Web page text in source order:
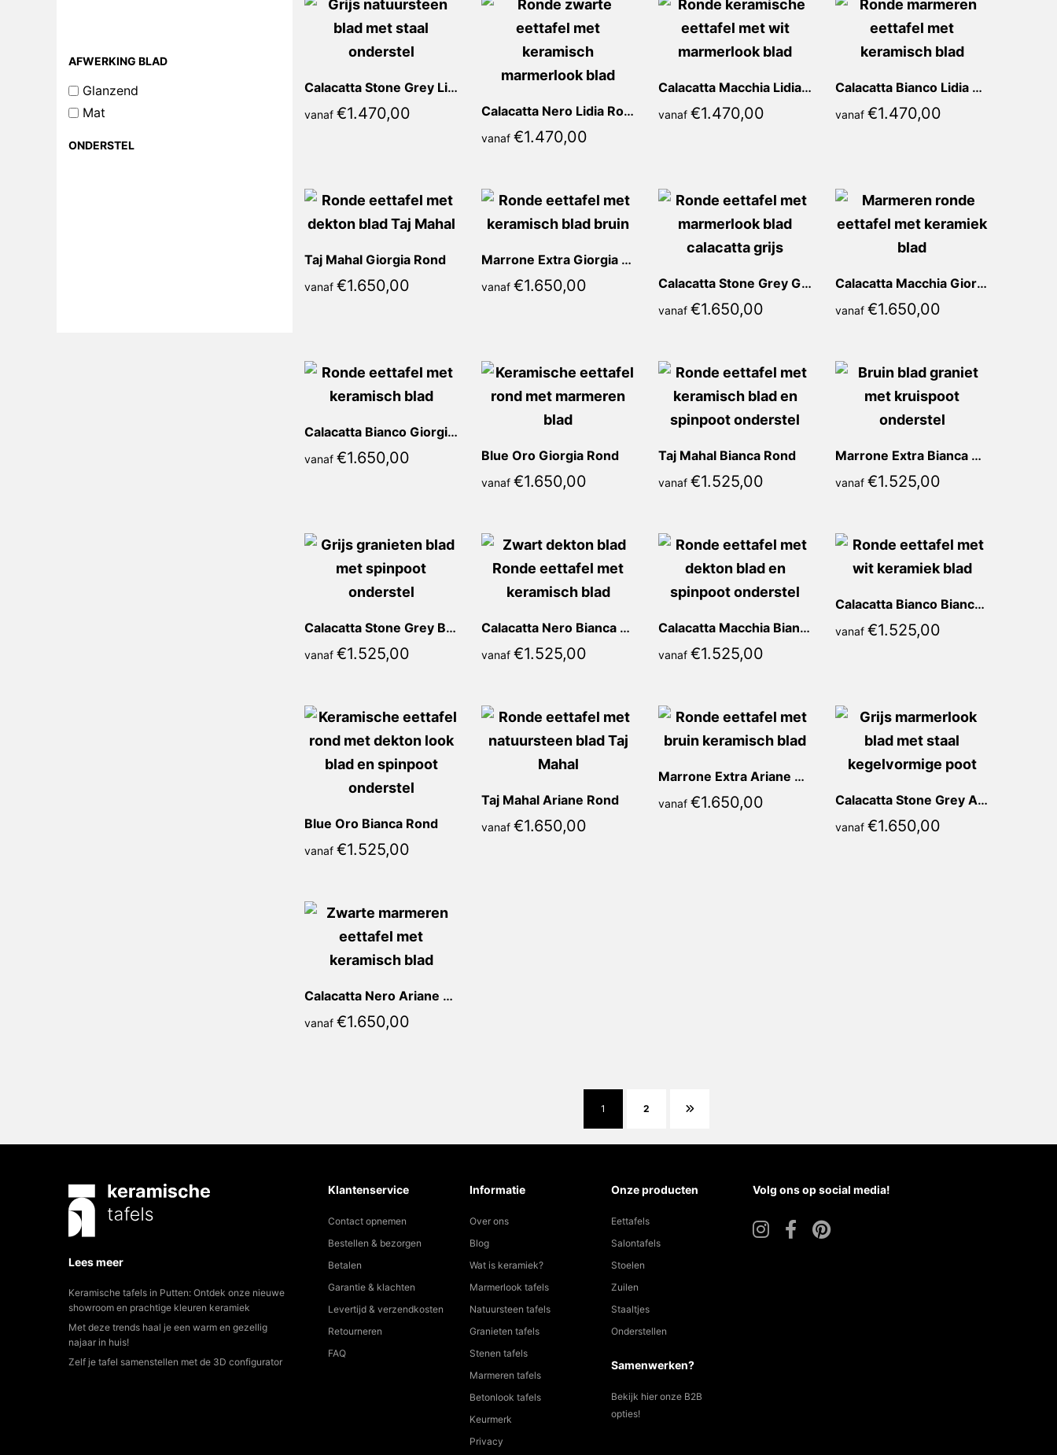
Calacatta Stone Grey Lidia Rond
vanaf €1.470,00 Calacatta Nero Lidia Rond
vanaf €1.470,00
Calacatta Macchia Lidia Rond
vanaf €1.470,00
Calacatta Bianco Lidia Rond
vanaf €1.470,00
Taj Mahal Giorgia Rond
vanaf €1.650,00
Marrone Extra Giorgia Rond
vanaf €1.650,00 Calacatta Stone Grey Giorgia Rond
vanaf €1.650,00
Calacatta Macchia Giorgia Rond
vanaf €1.650,00
Calacatta Bianco Giorgia Rond
vanaf €1.650,00 Blue Oro Giorgia Rond
vanaf €1.650,00
Taj Mahal Bianca Rond
vanaf €1.525,00
Marrone Extra Bianca Rond
vanaf €1.525,00
Calacatta Stone Grey Bianca Rond
vanaf €1.525,00
Calacatta Nero Bianca Rond
vanaf €1.525,00
Calacatta Macchia Bianca Rond
vanaf €1.525,00
Calacatta Bianco Bianca Rond
vanaf €1.525,00
Blue Oro Bianca Rond
vanaf €1.525,00
Taj Mahal Ariane Rond
vanaf €1.650,00
Marrone Extra Ariane Rond
vanaf €1.650,00 Calacatta Stone Grey Ariane Rond
vanaf €1.650,00
Calacatta Nero Ariane Rond
vanaf €1.650,00
1 2
AFWERKING BLAD
Glanzend
Mat
ONDERSTEL
Lees meer
Keramische tafels in Putten: Ontdek onze nieuwe
showroom en prachtige kleuren keramiek
Met deze trends haal je een warm en gezellig
najaar in huis!
Zelf je tafel samenstellen met de 3D configurator
Klantenservice
Contact opnemen
Bestellen & bezorgen
Betalen
Garantie & klachten
Levertijd & verzendkosten
Retourneren
FAQ
Informatie
Over ons
Blog
Wat is keramiek?
Marmerlook tafels
Natuursteen tafels
Granieten tafels
Stenen tafels
Marmeren tafels
Betonlook tafels
Keurmerk
Privacy
Onze producten
Eettafels
Salontafels
Stoelen
Zuilen
Staaltjes
Onderstellen
Samenwerken?
Bekijk hier onze B2B
opties!
Volg ons op social media!